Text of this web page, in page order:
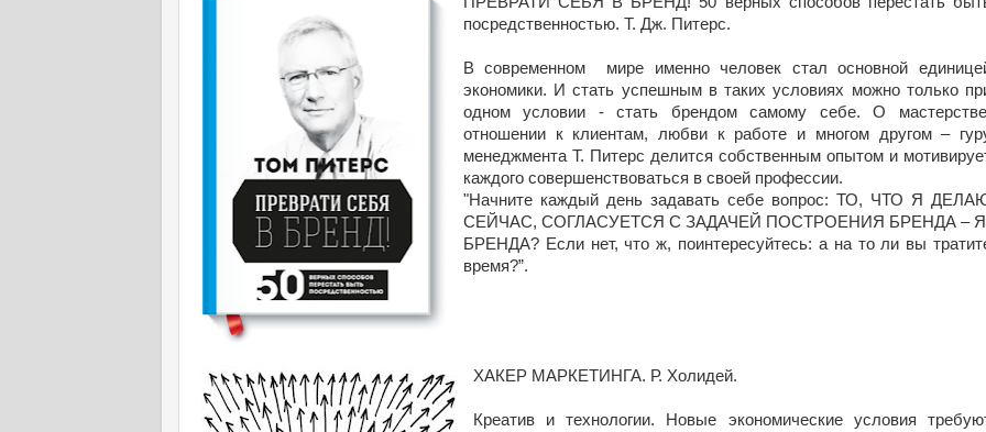
посредственностью. Т. Дж. Питерс.
В современном мире именно человек стал основной
экономики. И стать успешным в таких условиях можно только
одном условии - стать брендом самому себе. О
отношении к клиентам, любви к работе и многом другом –
менеджмента Т. Питерс делится собственным опытом и
каждого совершенствоваться в своей профессии.
"Начните каждый день задавать себе вопрос: ТО, ЧТО Я
СЕЙЧАС, СОГЛАСУЕТСЯ С ЗАДАЧЕЙ ПОСТРОЕНИЯ БРЕНДА –
БРЕНДА? Если нет, что ж, поинтересуйтесь: а на то ли вы
время?”.
ХАКЕР МАРКЕТИНГА. Р. Холидей.
Креатив и технологии. Новые экономические условия